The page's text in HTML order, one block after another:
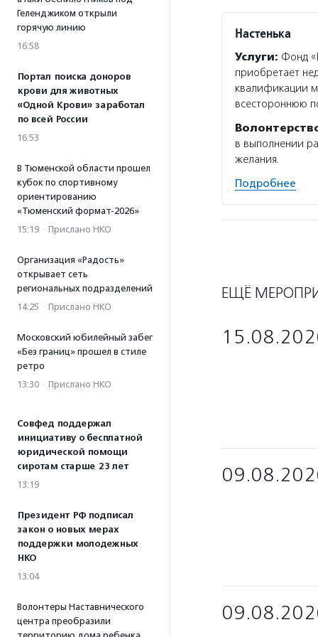
Геленджиком открыли
горячую линию
16:58
Портал поиска доноров
крови для животных
«Одной Крови» заработал
по всей России
16:53
В Тюменской области прошел
кубок по спортивному
ориентированию
«Тюменский формат-2026»
15:19 · Прислано НКО
Организация «Радость»
открывает сеть
региональных подразделений
14:25 · Прислано НКО
Московский юбилейный забег
«Без границ» прошел в стиле
ретро
13:30 · Прислано НКО
Совфед поддержал
инициативу о бесплатной
юридической помощи
сиротам старше 23 лет
13:19
Президент РФ подписал
закон о новых мерах
поддержки молодежных
НКО
13:04
Волонтеры Наставнического
центра преобразили
Настенька
Услуги: Фонд
приобретает
квалификации
всестороннюю
в выполнении
желания.
Подробнее
ЕЩЁ